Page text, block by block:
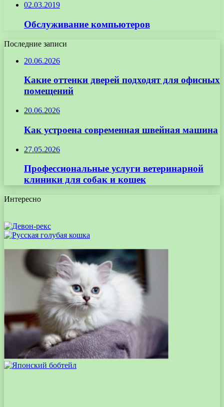
02.03.2019
Обслуживание компьютеров
Последние записи
20.06.2026
Какие оттенки дверей подходят для офисных
помещений
20.06.2026
Как устроена современная швейная машина
27.05.2026
Профессиональные услуги ветеринарной
клиники для собак и кошек
Интересно